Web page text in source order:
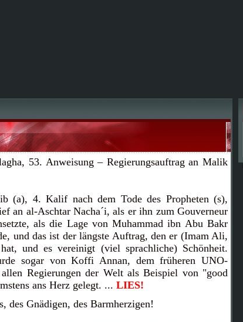
53. Anweisung – Regierungsauftrag an Malik
(a), 4. Kalif nach dem Tode des Propheten (s),
an al-Aschtar Nacha´i, als er ihn zum Gouverneur
als die Lage von Muhammad ibn Abu Bakr
und das ist der längste Auftrag, den er (Imam Ali,
und es vereinigt (viel sprachliche) Schönheit.
sogar von Koffi Annan, dem früheren UNO-
allen Regierungen der Welt als Beispiel von "good
ans Herz gelegt. ... LIES!
des Gnädigen, des Barmherzigen!